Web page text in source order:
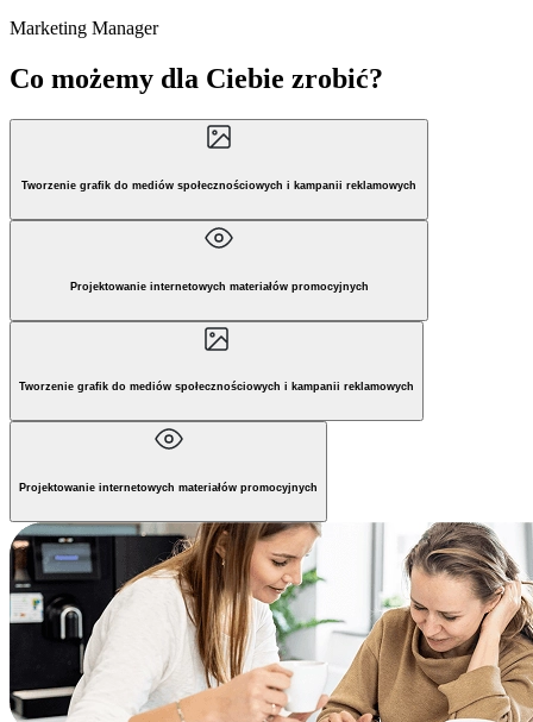
Marketing Manager
Co możemy dla Ciebie zrobić?
Tworzenie grafik do mediów społecznościowych i kampanii reklamowych
Projektowanie internetowych materiałów promocyjnych
Tworzenie grafik do mediów społecznościowych i kampanii reklamowych
Projektowanie internetowych materiałów promocyjnych